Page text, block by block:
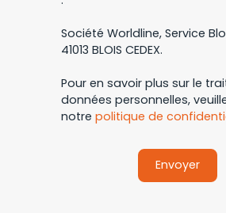
Société Worldline, Service
41013 BLOIS CEDEX.
Pour en savoir plus sur le
données personnelles,
notre politique de
Envoyer